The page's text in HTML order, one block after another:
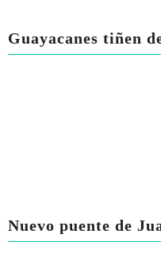
Guayacanes tiñen
Nuevo puente de